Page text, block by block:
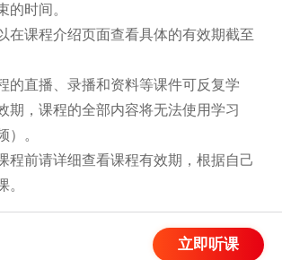
的时间。
在课程介绍页面查看具体的有效期截至
的直播、录播和资料等课件可反复学
期，课程的全部内容将无法使用学习
）。
程前请详细查看课程有效期，根据自己
。
立即听课